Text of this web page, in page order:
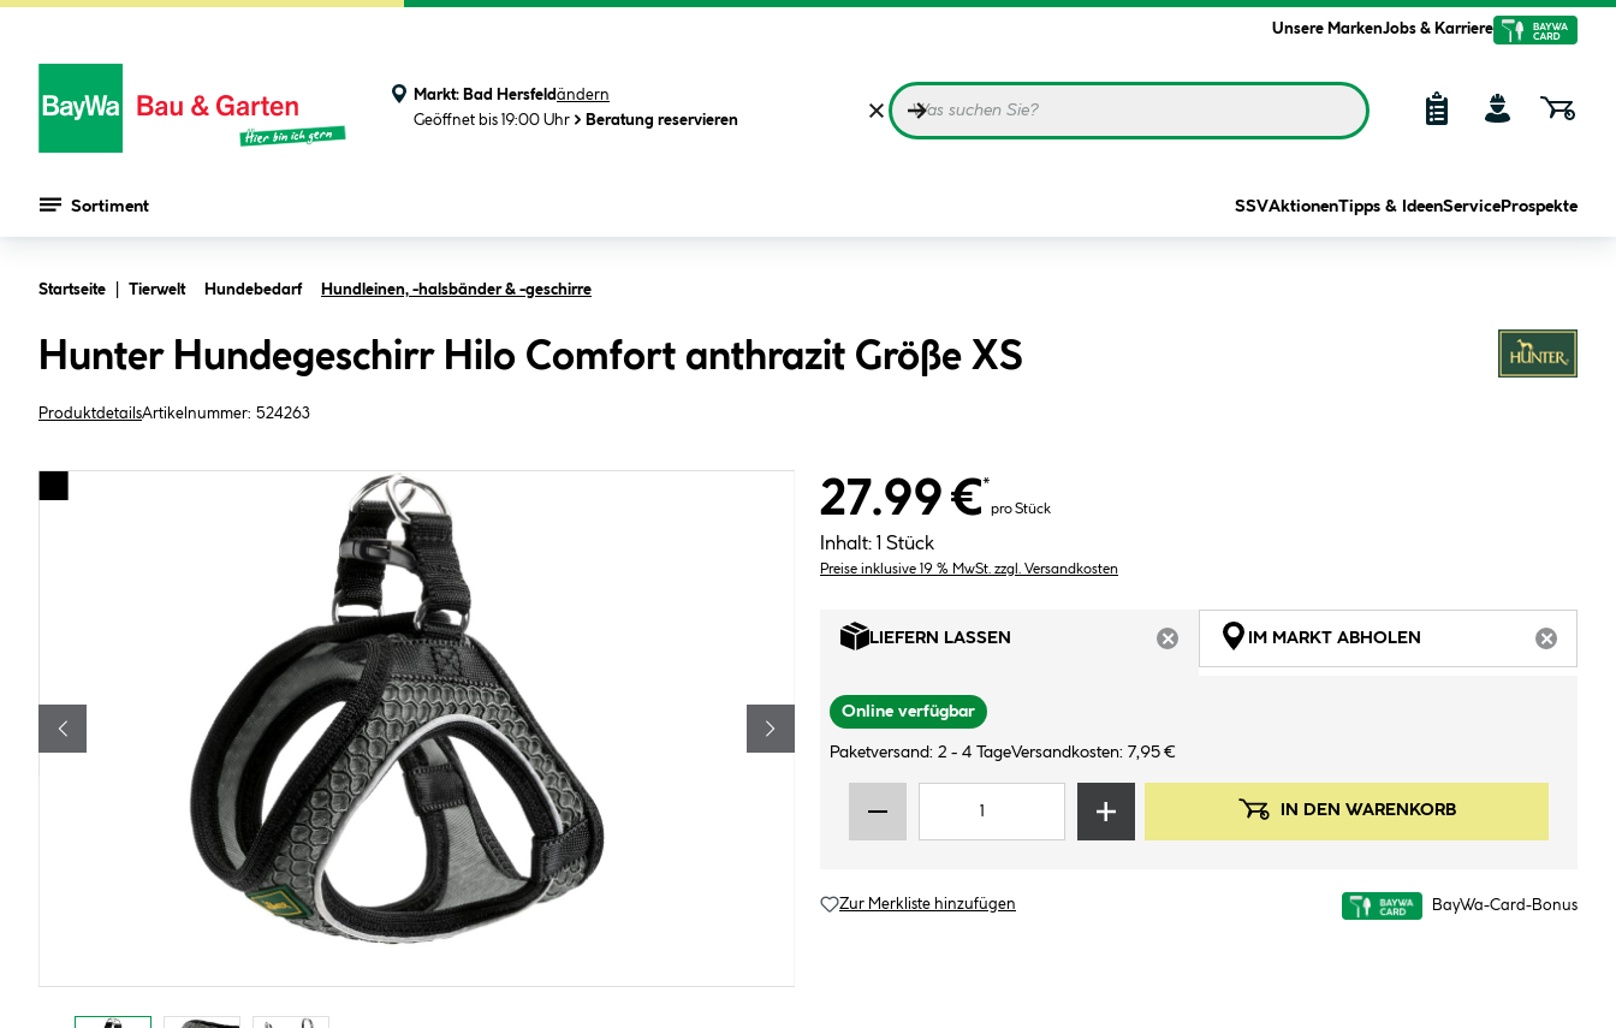
Unsere MarkenJobs & Karriere
Markt: Bad Hersfeldändern
Geöffnet bis 19:00 Uhr
Beratung reservieren
Sortiment SSVAktionenTipps & IdeenService Prospekte
Startseite Tierwelt Hundebedarf Hundleinen, -halsbänder & -geschirre
Hunter Hundegeschirr Hilo Comfort anthrazit Größe XS
ProduktdetailsArtikelnummer: 524263
27.99 €*
pro Stück
Inhalt: 1 Stück
Preise inklusive 19 % MwSt. zzgl. Versandkosten
LIEFERN LASSEN
ARTIKEL NICHT VERFÜGBAR
IM MARKT ABHOLEN
Online verfügbar
Paketversand: 2 - 4 TageVersandkosten: 7,95 €
IN DEN WARENKORB
Zur Merkliste hinzufügen BayWa-Card-Bonus